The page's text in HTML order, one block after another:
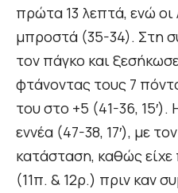
πρώτα 13 λεπτά, ενώ
μπροστά (35-34). Στη
τον πάγκο και
φτάνοντας τους 7
του στο +5 (41-36, 15′).
εννέα (47-38, 17′), με
κατάσταση, καθώς
(11π. & 12ρ.) πριν καν